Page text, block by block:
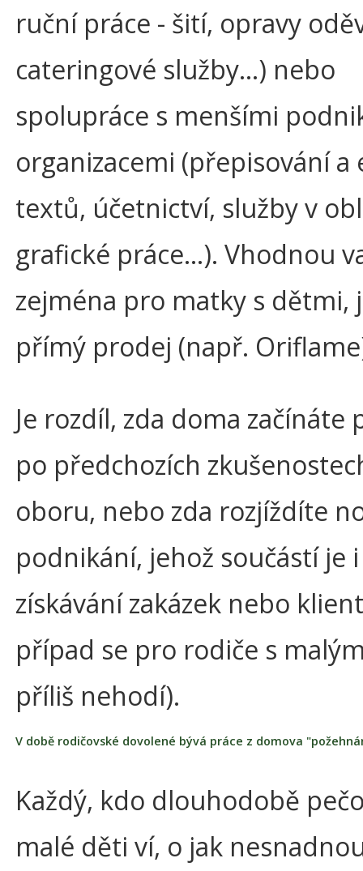
ruční práce - šití, opravy
cateringové služby…) nebo
spolupráce s menšími
organizacemi (přepisování a
textů, účetnictví, služby v
grafické práce…). Vhodnou
zejména pro matky s dětmi,
přímý prodej (např.
Je rozdíl, zda doma začínáte
po předchozích
oboru, nebo zda rozjíždíte
podnikání, jehož součástí je
získávání zakázek nebo
případ se pro rodiče s
příliš nehodí).
V době rodičovské dovolené bývá práce z domova
Každý, kdo dlouhodobě
malé děti ví, o jak